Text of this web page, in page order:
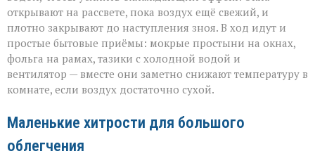
открывают на рассвете, пока воздух ещё свежий, и
плотно закрывают до наступления зноя. В ход идут и
простые бытовые приёмы: мокрые простыни на окнах,
фольга на рамах, тазики с холодной водой и
вентилятор — вместе они заметно снижают температуру в
комнате, если воздух достаточно сухой.
Маленькие хитрости для большого
облегчения